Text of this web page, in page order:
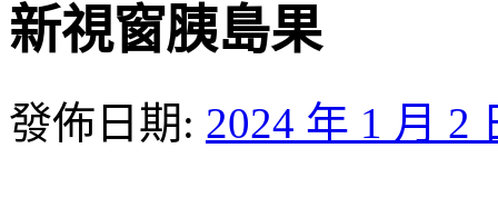
新視窗胰島果
發佈日期: 2024 年 1 月 2